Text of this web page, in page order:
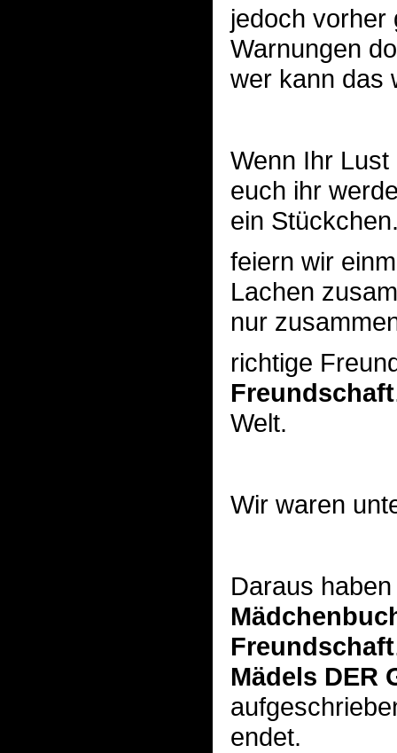
jedoch vorher
Warnungen
wer kann das
Wenn Ihr
euch ihr
ein
feiern wir
Lachen
nur
richtige
Freundschaft
Welt.
Wir waren
Daraus
Freundschaft
Mädels DER
endet.